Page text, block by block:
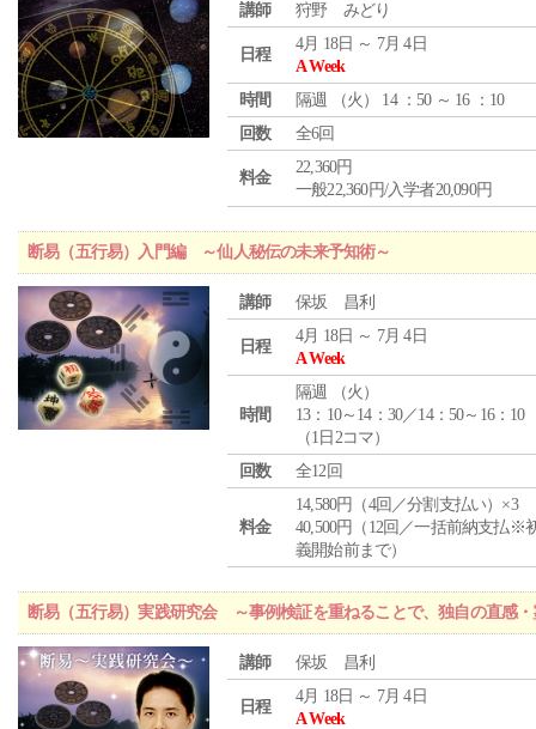
講師 狩野 みどり
日程
4月 18日 ～ 7月 4日
A Week
時間
隔週 （火 ） 14 ：50 ～ 16 ：10
回数
全6回
料金
22,360円
一般22,360円/入学者20,090円
断易（五行易）入門編 ～仙人秘伝の未来予知術～
講師 保坂 昌利
日程
4月 18日 ～ 7月 4日
A Week
時間
隔週 （火 ）
13：10～14：30／14：50～16：10
（1日2コマ）
回数
全12回
料金
14,580円（4回／分割支払い）×3
40,500円（12回／一括前納支払※
義開始前まで）
断易（五行易）実践研究会 ～事例検証を重ねることで、独自の直感
講師 保坂 昌利
日程
4月 18日 ～ 7月 4日
A Week